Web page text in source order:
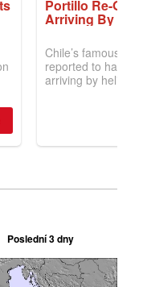
Poslední 3 dny